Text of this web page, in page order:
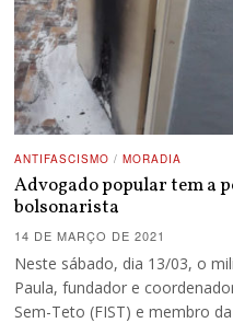
ANTIFASCISMO / MORADIA
Advogado popular tem a
bolsonarista
14 DE MARÇO DE 2021
Neste sábado, dia 13/03, o
Paula, fundador e
Sem-Teto (FIST) e membro